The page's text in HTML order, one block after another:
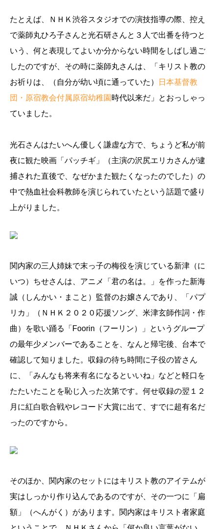
たとえば、ＮＨＫ渋谷スタジオでの演技指導の際、控え
で薬師丸ひろ子さんと光石研さんと３人で出番を待つと
いう、何と表現してよいか分からない時間をしばし過ご
したのですが、その時に薬師丸さんは、「キリスト教の
お祈りは、（自分が幼い頃に通っていた）
日本基督教
団・原宿教会付属原宿幼稚園 時代以来だ」とおっしゃっ
ていました。
光石さんはたいへん優しく謙虚な方で、ちょうど私が前
夜に観た映画「パッチギ」（主演の沢尻エリカさんが逮
捕された直後で、なぜかまた観たくなったのでした）の
中で熱血社会科教師を演じられていたという話題で盛り
上がりました。
関内家の三人姉妹で末っ子の梅役を演じている新津（に
いつ）ちせさんは、アニメ「君の名は。」を作った新海
誠（しんかい・まこと）監督のお嬢さんであり、「パプ
リカ」（ＮＨＫ２０２０応援ソング、米津玄師作詞・作
曲）を歌い踊る「Foorin（フーリン）」というグループ
の最年少メンバーであることを、なんと帰宅後、台本で
確認して知りました。収録の待ち時間に子役の皆さん
に、「みんなも将来有名になるといいね」などと軽口を
たたいたことを恥じ入った次第です。何せ収録の翌１２
月に紅白歌合戦やレコード大賞に出て、すでに超有名だ
ったのですから。
そのほか、関内家のセットにはキリスト教のアイテムが
実はしっかり作り込んであるのですが、その一つに「扁
額」（へんがく）があります。関内家はキリスト者家庭